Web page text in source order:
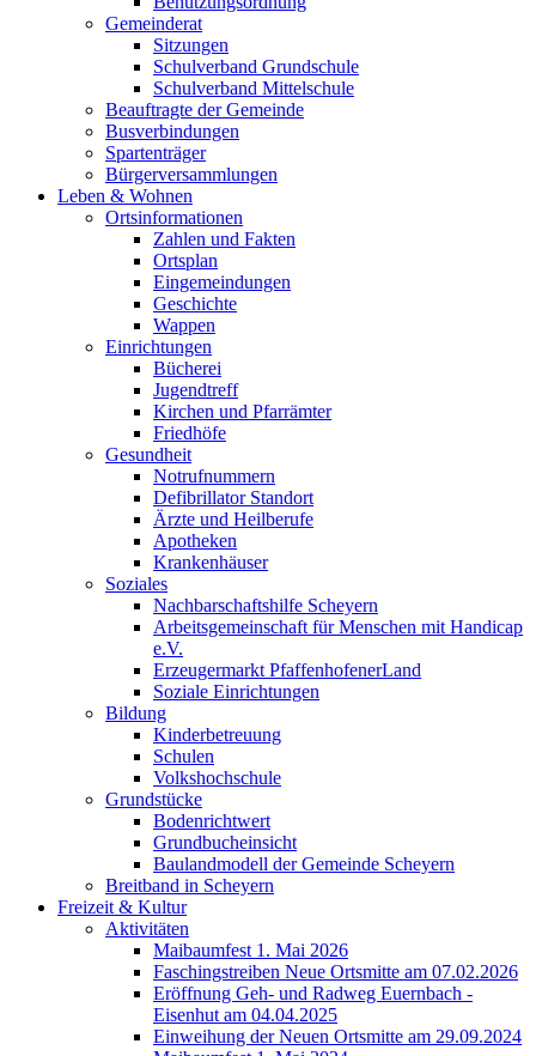
Gemeinderat
Sitzungen
Schulverband Grundschule
Schulverband Mittelschule
Beauftragte der Gemeinde
Busverbindungen
Spartenträger
Bürgerversammlungen
Leben & Wohnen
Ortsinformationen
Zahlen und Fakten
Ortsplan
Eingemeindungen
Geschichte
Wappen
Einrichtungen
Bücherei
Jugendtreff
Kirchen und Pfarrämter
Friedhöfe
Gesundheit
Notrufnummern
Defibrillator Standort
Ärzte und Heilberufe
Apotheken
Krankenhäuser
Soziales
Nachbarschaftshilfe Scheyern
Arbeitsgemeinschaft für Menschen mit Handicap
e.V.
Erzeugermarkt PfaffenhofenerLand
Soziale Einrichtungen
Bildung
Kinderbetreuung
Schulen
Volkshochschule
Grundstücke
Bodenrichtwert
Grundbucheinsicht
Baulandmodell der Gemeinde Scheyern
Breitband in Scheyern
Freizeit & Kultur
Aktivitäten
Maibaumfest 1. Mai 2026
Faschingstreiben Neue Ortsmitte am 07.02.2026
Eröffnung Geh- und Radweg Euernbach -
Eisenhut am 04.04.2025
Einweihung der Neuen Ortsmitte am 29.09.2024